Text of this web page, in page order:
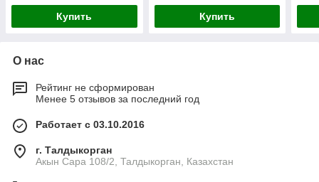
Купить Купить
О нас
Рейтинг не сформирован
Менее 5 отзывов за последний год
Работает с 03.10.2016
г. Талдыкорган
Акын Сара 108/2, Талдыкорган, Казахстан